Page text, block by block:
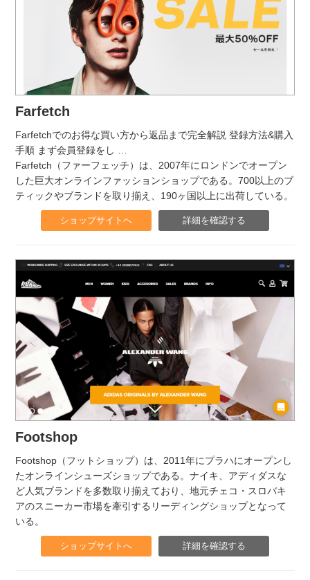
Farfetch
Farfetchでのお得な買い方から返品まで完全解説 登録方法&購入
手順 まず会員登録をし …
Farfetch（ファーフェッチ）は、2007年にロンドンでオープン
した巨大オンラインファッションショップである。700以上のブ
ティックやブランドを取り揃え、190ヶ国以上に出荷している。
ショップサイトへ 詳細を確認する
Footshop
Footshop（フットショップ）は、2011年にプラハにオープンし
たオンラインシューズショップである。ナイキ、アディダスな
ど人気ブランドを多数取り揃えており、地元チェコ・スロバキ
アのスニーカー市場を牽引するリーディングショップとなって
いる。
ショップサイトへ 詳細を確認する